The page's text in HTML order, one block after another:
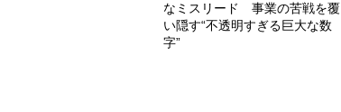
なミスリード 事業の苦戦を覆
い隠す“不透明すぎる巨大な数
字”